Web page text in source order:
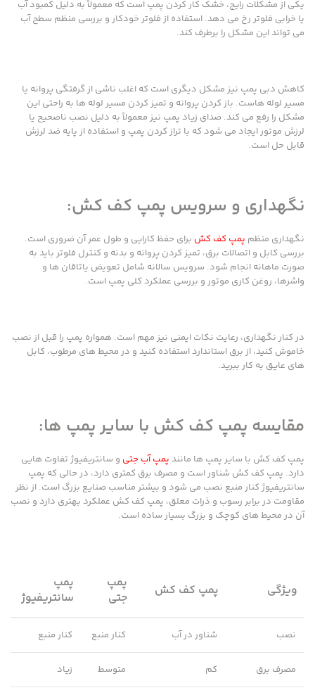
یکی از مشکلات رایج، خشک کار کردن پمپ است که معمولاً به دلیل کمبود آب
یا خرابی فلوتر رخ می دهد. استفاده از فلوتر خودکار و بررسی منظم سطح آب
می تواند این مشکل را برطرف کند.
کاهش دبی پمپ نیز مشکل دیگری است که اغلب ناشی از گرفتگی پروانه یا
مسیر لوله هاست. باز کردن پروانه و تمیز کردن مسیر لوله ها به راحتی این
مشکل را رفع می کند. صدای زیاد پمپ نیز معمولاً به دلیل نصب ناصحیح یا
لرزش موتور ایجاد می شود که با تراز کردن پمپ و استفاده از پایه ضد لرزش
قابل حل است.
نگهداری و سرویس پمپ کف کش:
نگهداری منظم پمپ کف کش برای حفظ کارایی و طول عمر آن ضروری است.
بررسی کابل و اتصالات برق، تمیز کردن پروانه و بدنه و کنترل فلوتر باید به
صورت ماهانه انجام شود. سرویس سالانه شامل تعویض یاتاقان ها و
واشرها، روغن کاری موتور و بررسی عملکرد کلی پمپ است.
در کنار نگهداری، رعایت نکات ایمنی نیز مهم است. همواره پمپ را قبل از نصب
خاموش کنید، از برق استاندارد استفاده کنید و در محیط های مرطوب، کابل
های عایق به کار ببرید.
مقایسه پمپ کف کش با سایر پمپ ها:
پمپ کف کش با سایر پمپ ها مانند پمپ آب جتی و سانتریفیوژ تفاوت هایی
دارد. پمپ کف کش شناور است و مصرف برق کمتری دارد، در حالی که پمپ
سانتریفیوژ کنار منبع نصب می شود و بیشتر مناسب صنایع بزرگ است. از نظر
مقاومت در برابر رسوب و ذرات معلق، پمپ کف کش عملکرد بهتری دارد و نصب
آن در محیط های کوچک و بزرگ بسیار ساده است.
ویژگی پمپ کف کش
پمپ
جتی
پمپ
سانتریفیوژ
نصب شناور در آب کنار منبع کنار منبع
مصرف برق کم متوسط زیاد